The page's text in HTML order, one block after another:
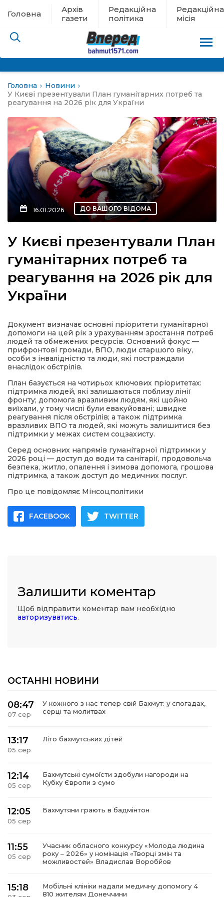
Головна
Архів
газети
Редакційна
політика
Редакційна
місія
евакуації
новини
політика
місія
Головна
Новини
У Києві презентували План гуманітарних потреб та
реагування на 2026 рік для України
16.01.2026 ДО ВАШОГО ВІДОМА
У Києві презентували План
гуманітарних потреб та
реагування на 2026 рік для
України
Документ визначає основні пріоритети гуманітарної
допомоги на цей рік з урахуванням зростання потреб
людей та обмежених ресурсів. Основний фокус —
прифронтові громади, ВПО, люди старшого віку,
особи з інвалідністю та люди, які постраждали
внаслідок обстрілів.
План базується на чотирьох ключових пріоритетах:
підтримка людей, які залишаються поблизу лінії
фронту; допомога вразливим людям, які щойно
виїхали, у тому числі були евакуйовані; швидке
реагування після обстрілів; а також підтримка
вразливих ВПО та людей, які можуть залишитися без
підтримки у межах систем соцзахисту.
Серед основних напрямів гуманітарної підтримки у
2026 році — доступ до води та санітарії, продовольча
безпека, житло, опалення і зимова допомога, грошова
підтримка, а також доступ до медичних послуг.
Про це повідомляє Мінсоцполітики
FACEBOOK TWITTER
Залишити коментар
Щоб відправити коментар вам необхідно
авторизуватись.
ОСТАННІ НОВИНИ
08:47
07 сер
У кожного з нас тепер свій Бахмут: у спогадах,
серці та молитвах
13:17
05 сер
Літо бахмутських дітей
12:14
05 сер
Бахмутські сумоїсти здобули нагороди на
Кубку Європи з сумо
12:05
05 сер
Бахмутяни грають в бадмінтон
11:55
05 сер
Учасник обласного конкурсу «Молода людина
року – 2026» у номінація «Творці змін та
можливостей» Владислав Воробйов
15:18
Мобільні клініки надали медичну допомогу 4
810 жителям Донеччини